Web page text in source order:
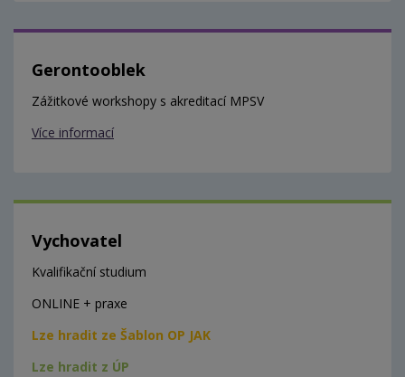
Gerontooblek
Zážitkové workshopy s akreditací MPSV
Více informací
Vychovatel
Kvalifikační studium
ONLINE + praxe
Lze hradit ze Šablon OP JAK
Lze hradit z ÚP